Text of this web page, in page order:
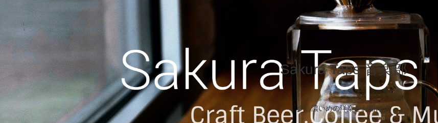
Sakura Taps 音楽部
少し濃いめの洋楽をお届け…